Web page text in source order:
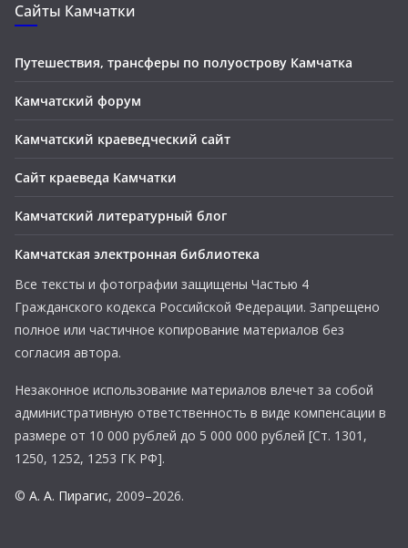
Сайты Камчатки
Путешествия, трансферы по полуострову Камчатка
Камчатский форум
Камчатский краеведческий сайт
Сайт краеведа Камчатки
Камчатский литературный блог
Камчатская электронная библиотека
Все тексты и фотографии защищены Частью 4
Гражданского кодекса Российской Федерации. Запрещено
полное или частичное копирование материалов без
согласия автора.
Незаконное использование материалов влечет за собой
административную ответственность в виде компенсации в
размере от 10 000 рублей до 5 000 000 рублей [Ст. 1301,
1250, 1252, 1253 ГК РФ].
© А. А. Пирагис, 2009–2026.